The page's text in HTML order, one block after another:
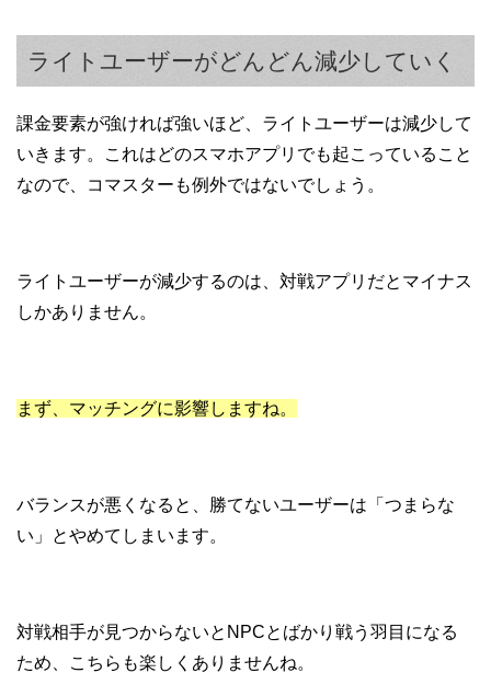
ライトユーザーがどんどん減少していく
課金要素が強ければ強いほど、ライトユーザーは減少して
いきます。これはどのスマホアプリでも起こっていること
なので、コマスターも例外ではないでしょう。
ライトユーザーが減少するのは、対戦アプリだとマイナス
しかありません。
まず、マッチングに影響しますね。
バランスが悪くなると、勝てないユーザーは「つまらな
い」とやめてしまいます。
対戦相手が見つからないとNPCとばかり戦う羽目になる
ため、こちらも楽しくありませんね。